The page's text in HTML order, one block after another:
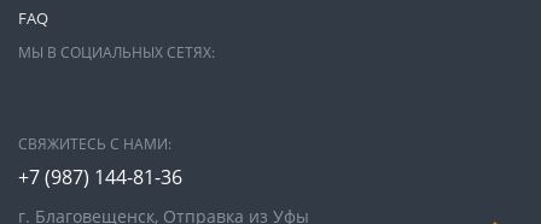
FAQ
МЫ В СОЦИАЛЬНЫХ СЕТЯХ:
СВЯЖИТЕСЬ С НАМИ:
+7 (987) 144-81-36
г. Благовещенск, Отправка из Уфы